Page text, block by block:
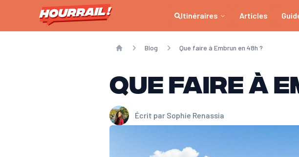
Itinéraires Articles
Blog Que faire à Embrun en 48h ?
Que faire à
Écrit par Sophie Renassia